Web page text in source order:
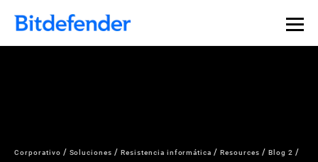
Corporativo Soluciones Resistencia informática Resources Blog 2